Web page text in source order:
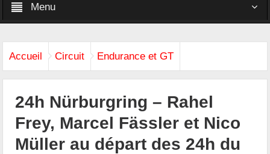
Menu
Accueil Circuit Endurance et GT
24h Nürburgring – Rahel
Frey, Marcel Fässler et Nico
Müller au départ des 24h du